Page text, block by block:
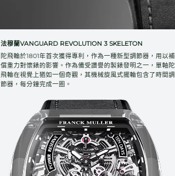
法穆蘭VANGUARD REVOLUTION 3 SKELETON
陀飛輪於1801年首次獲得專利，作為一種新型調節器，用以補
償重力對懷錶的影響。作為備受讚譽的製錶發明之一，單軸陀
飛輪在視覺上猶如一個奇觀，其機械旋風式擺輪包含了時間調
節器，每分鐘完成一圈。